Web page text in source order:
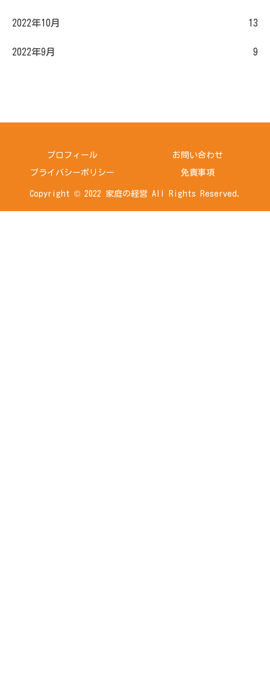
2022年10月 13
2022年9月 9
プロフィール お問い合わせ
プライバシーポリシー 免責事項
Copyright © 2022 家庭の経営 All Rights Reserved.